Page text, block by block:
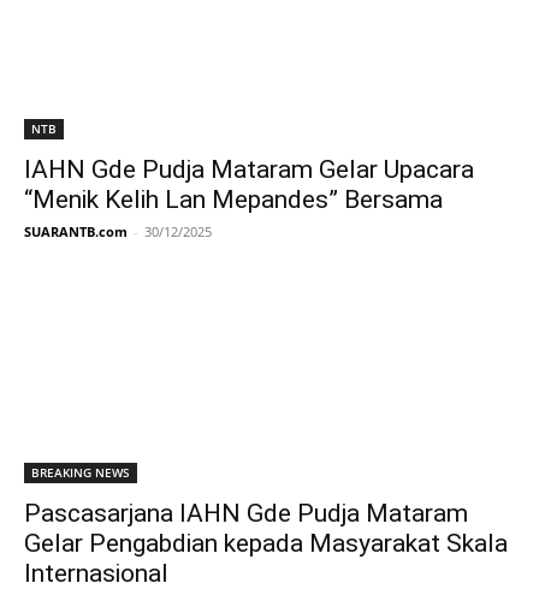
NTB
IAHN Gde Pudja Mataram Gelar Upacara
“Menik Kelih Lan Mepandes” Bersama
SUARANTB.com - 30/12/2025
BREAKING NEWS
Pascasarjana IAHN Gde Pudja Mataram
Gelar Pengabdian kepada Masyarakat Skala
Internasional